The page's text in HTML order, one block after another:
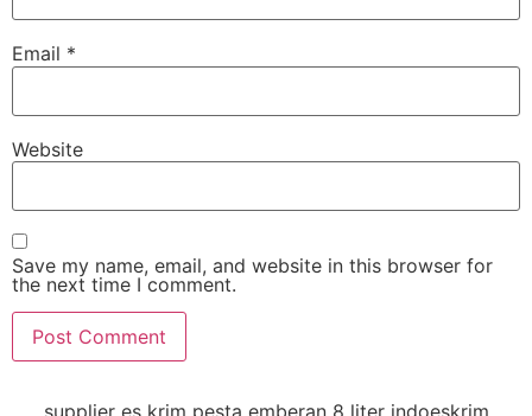
Email *
Website
Save my name, email, and website in this browser for
the next time I comment.